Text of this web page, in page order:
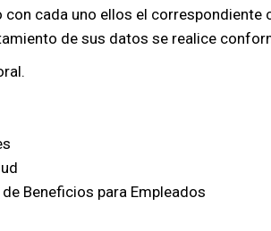
cada uno ellos el
de sus datos se realice
Beneficios para Empleados